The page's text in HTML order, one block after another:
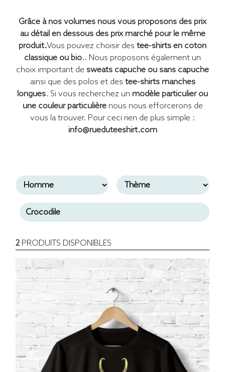
Grâce à nos volumes nous vous proposons des prix
au détail en dessous des prix marché pour le même
produit.Vous pouvez choisir des tee-shirts en coton
classique ou bio.. Nous proposons également un
choix important de sweats capuche ou sans capuche
ainsi que des polos et des tee-shirts manches
longues. Si vous recherchez un modèle particulier ou
une couleur particulièrenous nous efforcerons de
vous la trouver. Pour ceci rien de plus simple :
info@rueduteeshirt.com
2PRODUITS DISPONIBLES